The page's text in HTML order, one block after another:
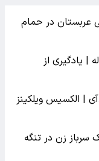
عربستان در حمام
معلم زن با شاگرد ۱۷ ساله | یادگیری از
| الکسیس ویلکینز
زن در تنگه